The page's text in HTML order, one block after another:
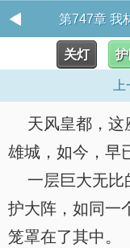
第747章 我
关灯
天风皇都，这
雄城，如今，早
一层巨大无比
护大阵，如同一
笼罩在了其中。